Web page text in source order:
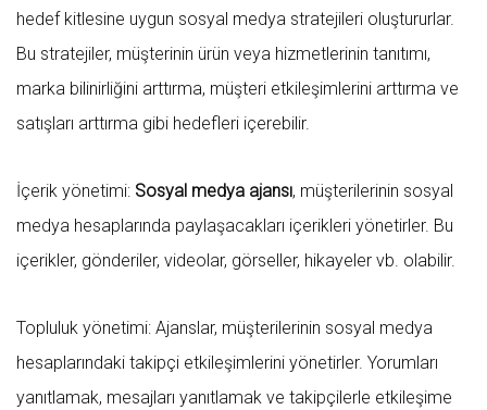
hedef kitlesine uygun sosyal medya stratejileri oluştururlar.
Bu stratejiler, müşterinin ürün veya hizmetlerinin tanıtımı,
marka bilinirliğini arttırma, müşteri etkileşimlerini arttırma ve
satışları arttırma gibi hedefleri içerebilir.
İçerik yönetimi: Sosyal medya ajansı, müşterilerinin sosyal
medya hesaplarında paylaşacakları içerikleri yönetirler. Bu
içerikler, gönderiler, videolar, görseller, hikayeler vb. olabilir.
Topluluk yönetimi: Ajanslar, müşterilerinin sosyal medya
hesaplarındaki takipçi etkileşimlerini yönetirler. Yorumları
yanıtlamak, mesajları yanıtlamak ve takipçilerle etkileşime